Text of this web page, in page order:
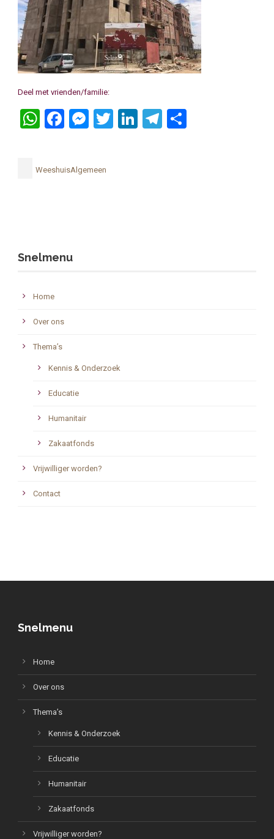
Deel met vrienden/familie:
WhatsApp
Facebook
Messenger
Twitter
LinkedIn
Telegram
WeeshuisAlgemeen
Snelmenu
Home
Over ons
Thema’s
Kennis & Onderzoek
Educatie
Humanitair
Zakaatfonds
Vrijwilliger worden?
Contact
Snelmenu
Home
Over ons
Thema’s
Kennis & Onderzoek
Educatie
Humanitair
Zakaatfonds
Vrijwilliger worden?